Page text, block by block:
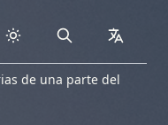
Search
de una parte del